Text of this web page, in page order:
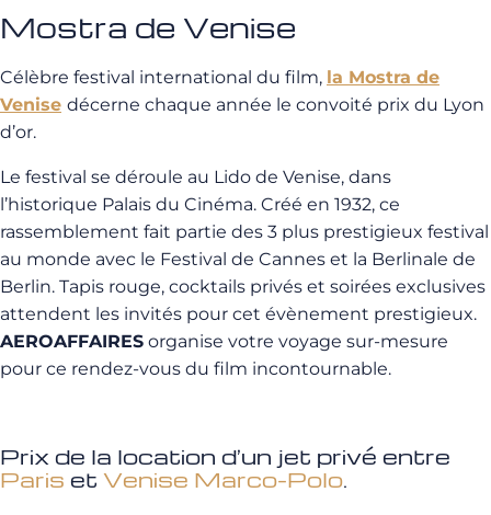
Mostra de Venise
Célèbre festival international du film, la Mostra de
Venise décerne chaque année le convoité prix du Lyon
d’or.
Le festival se déroule au Lido de Venise, dans
l’historique Palais du Cinéma. Créé en 1932, ce
rassemblement fait partie des 3 plus prestigieux festival
au monde avec le Festival de Cannes et la Berlinale de
Berlin. Tapis rouge, cocktails privés et soirées exclusives
attendent les invités pour cet évènement prestigieux.
AEROAFFAIRES organise votre voyage sur-mesure
pour ce rendez-vous du film incontournable.
Prix de la location d’un jet privé entre
Paris et Venise Marco-Polo.